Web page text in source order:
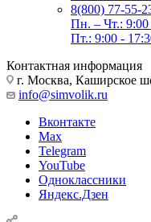
8(800) 77-55-
Пн. – Чт.: 9:00
Пт.: 9:00 -
Контактная информация
г. Москва, Каширское
info@simvolik.ru
Вконтакте
Max
Telegram
YouTube
Одноклассники
Яндекс.Дзен